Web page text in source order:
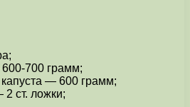
700 грамм;
— 600 грамм;
ст. ложки;